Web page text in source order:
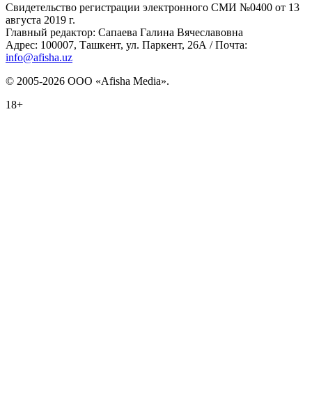
Свидетельство регистрации электронного СМИ №0400 от 13
августа 2019 г.
Главный редактор: Сапаева Галина Вячеславовна
Адрес: 100007, Ташкент, ул. Паркент, 26А / Почта:
info@afisha.uz
© 2005-2026 ООО «Afisha Media».
18+